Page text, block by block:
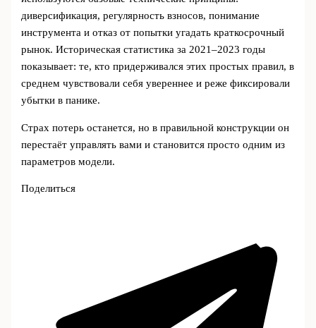
диверсификация, регулярность взносов, понимание
инструмента и отказ от попытки угадать краткосрочный
рынок. Историческая статистика за 2021–2023 годы
показывает: те, кто придерживался этих простых правил, в
среднем чувствовали себя увереннее и реже фиксировали
убытки в панике.
Страх потерь останется, но в правильной конструкции он
перестаёт управлять вами и становится просто одним из
параметров модели.
Поделиться